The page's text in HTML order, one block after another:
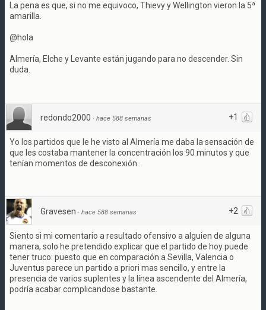
La pena es que, si no me equivoco, Thievy y Wellington vieron la 5ª
amarilla.
@hola
Almería, Elche y Levante están jugando para no descender. Sin
duda.
+1
redondo2000 · hace 588 semanas
Yo los partidos que le he visto al Almería me daba la sensación de
que les costaba mantener la concentración los 90 minutos y que
tenían momentos de desconexión.
+2
Gravesen · hace 588 semanas
Siento si mi comentario a resultado ofensivo a alguien de alguna
manera, solo he pretendido explicar que el partido de hoy puede
tener truco: puesto que en comparación a Sevilla, Valencia o
Juventus parece un partido a priori mas sencillo, y entre la
presencia de varios suplentes y la línea ascendente del Almería,
podría acabar complicandose bastante.